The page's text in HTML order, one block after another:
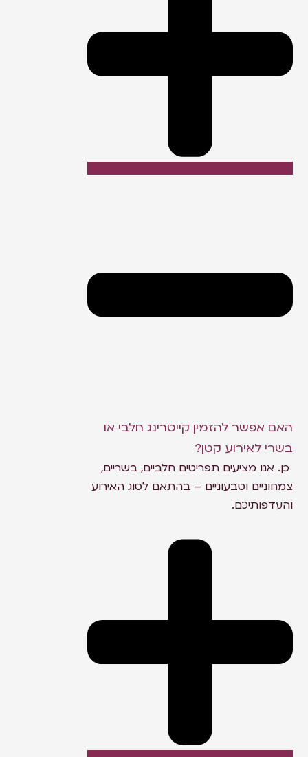
האם אפשר להזמין קייטרינג חלבי או
בשרי לאירוע קטן?
כן. אנו מציעים תפריטים חלביים, בשריים,
צמחוניים וטבעוניים – בהתאם לסוג האירוע
והעדפותיכם.